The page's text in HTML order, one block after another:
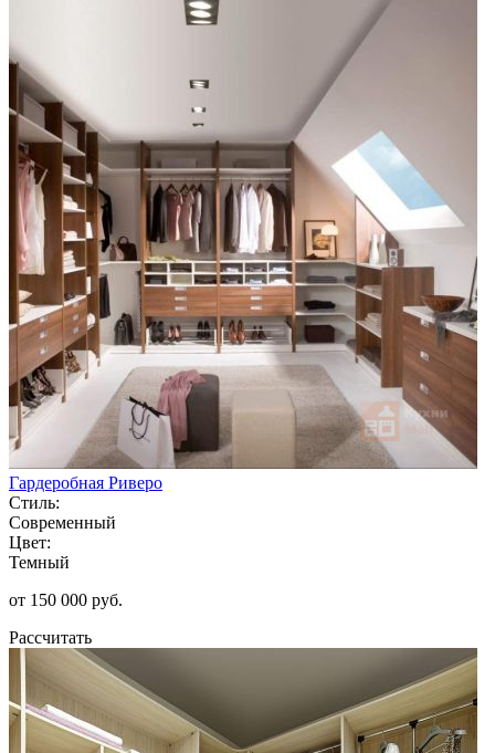
Гардеробная Риверо
Стиль:
Современный
Цвет:
Темный
от 150 000 руб.
Рассчитать